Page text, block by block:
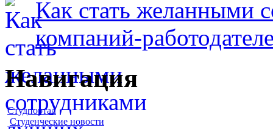
Как стать желанными
компаний-
Навигация
Студпортал
Студенческие новости